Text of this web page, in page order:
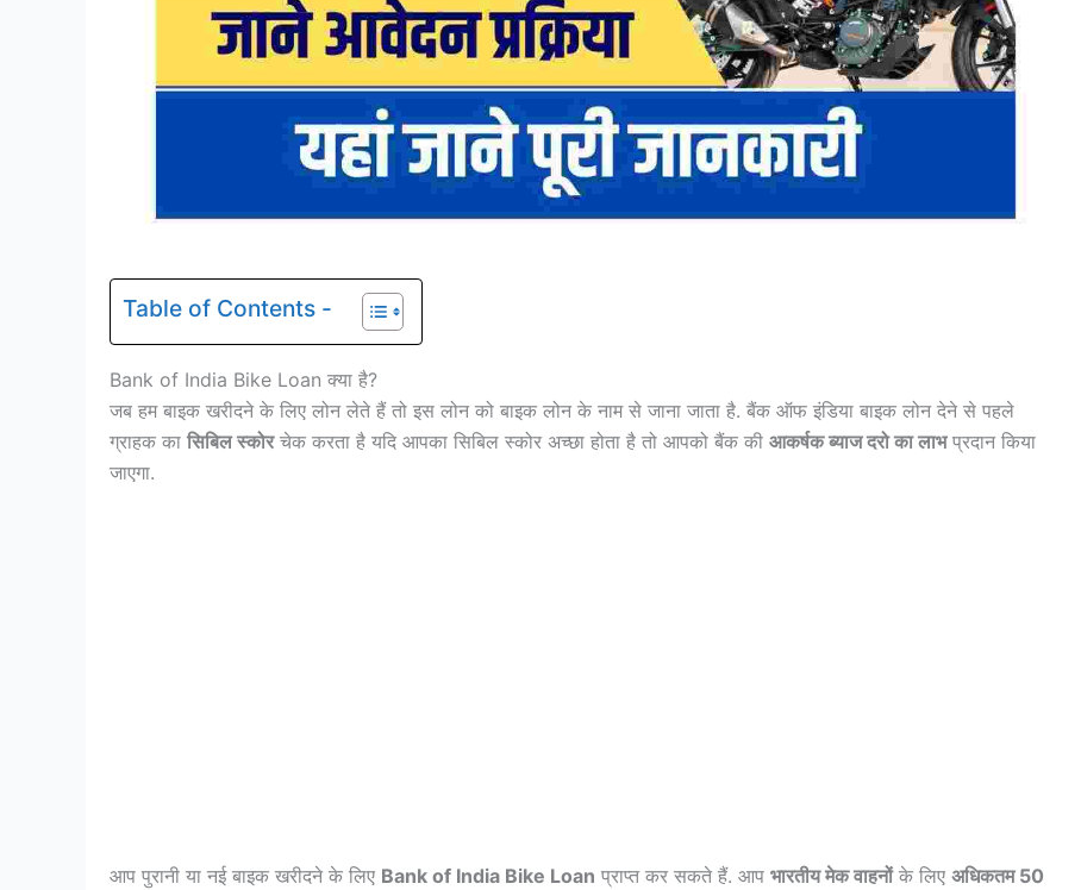
Table of Contents -
Bank of India Bike Loan क्या है?
जब हम बाइक खरीदने के लिए लोन लेते हैं तो इस लोन को बाइक लोन के नाम से जाना जाता है. बैंक ऑफ इंडिया बाइक लोन देने से पहले
ग्राहक का सिबिल स्कोरचेक करता है यदि आपका सिबिल स्कोर अच्छा होता है तो आपको बैंक की आकर्षक ब्याज दरो का लाभप्रदान किया
जाएगा.
आप पुरानी या नई बाइक खरीदने के लिए Bank of India Bike Loan प्राप्त कर सकते हैं. आप भारतीय मेक वाहनोंके लिए अधिकतम 50